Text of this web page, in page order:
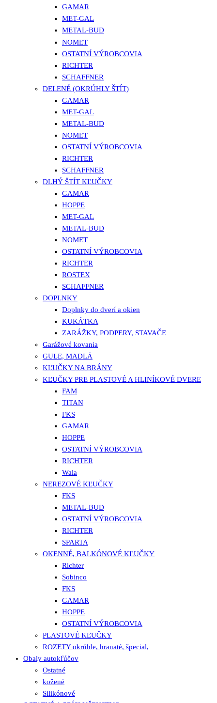
GAMAR
MET-GAL
METAL-BUD
NOMET
OSTATNÍ VÝROBCOVIA
RICHTER
SCHAFFNER
DELENÉ (OKRÚHLY ŠTÍT)
GAMAR
MET-GAL
METAL-BUD
NOMET
OSTATNÍ VÝROBCOVIA
RICHTER
SCHAFFNER
DLHÝ ŠTÍT KĽUČKY
GAMAR
HOPPE
MET-GAL
METAL-BUD
NOMET
OSTATNÍ VÝROBCOVIA
RICHTER
ROSTEX
SCHAFFNER
DOPLNKY
Doplnky do dverí a okien
KUKÁTKA
ZARÁŽKY, PODPERY, STAVAČE
Garážové kovania
GULE, MADLÁ
KĽUČKY NA BRÁNY
KĽUČKY PRE PLASTOVÉ A HLINÍKOVÉ DVERE
FAM
TITAN
FKS
GAMAR
HOPPE
OSTATNÍ VÝROBCOVIA
RICHTER
Wala
NEREZOVÉ KĽUČKY
FKS
METAL-BUD
OSTATNÍ VÝROBCOVIA
RICHTER
SPARTA
OKENNÉ, BALKÓNOVÉ KĽUČKY
Richter
Sobinco
FKS
GAMAR
HOPPE
OSTATNÍ VÝROBCOVIA
PLASTOVÉ KĽUČKY
ROZETY okrúhle, hranaté, špecial,
Obaly autokľúčov
Ostatné
kožené
Silikónové